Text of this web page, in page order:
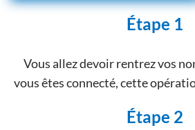
Étape 1
Vous allez devoir rentrez vos
vous êtes connecté, cette
Étape 2